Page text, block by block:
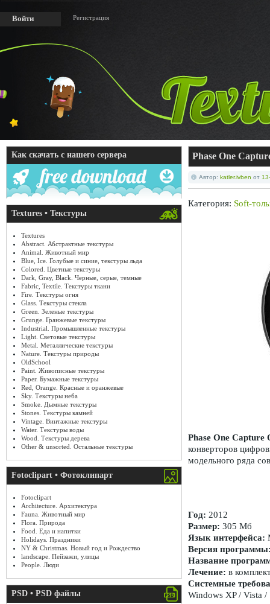
Войти Регистрация
Как скачать с нашего сервера
Textures • Текстуры
Textures
Abstract. Абстрактные текстуры
Animal. Животный мир
Blue, Ice. Голубые и синие, текстуры льда
Colored. Цветные текстуры
Dark, Gray, Black. Черные, серые, темные
Fabric, Textile. Текстуры ткани
Fire. Текстуры огня
Glass. Текстуры стекла
Green. Зеленые текстуры
Grunge. Гранжевые текстуры
Industrial. Промышленные текстуры
Light. Световые текстуры
Metal. Металлические текстуры
Nature. Текстуры природы
OldSchool
Paint. Живописные текстуры
Paper. Бумажные текстуры
Red, Orange. Красные и оранжевые
Sky. Текстуры неба
Smoke. Дымные текстуры
Stones. Текстуры камней
Vintage. Винтажные текстуры
Water. Текстуры воды
Wood. Текстуры дерева
Other & unsorted. Остальные текстуры
Fotoclipart • Фотоклипарт
Fotoclipart
Architecture. Архитектура
Fauna. Животный мир
Flora. Природа
Food. Еда и напитки
Holidays. Праздники
NY & Christmas. Новый год и Рождество
landscape. Пейзажи, улицы
People. Люди
PSD • PSD файлы
Phase One
Автор: katler.ivben от
Категория: Soft-
Phase One Capture
конверторов
модельного ряда
Год: 2012
Размер: 305 Мб
Язык интерфейса:
Версия
Название
Лечение: в
Системные
Windows XP / Vista /